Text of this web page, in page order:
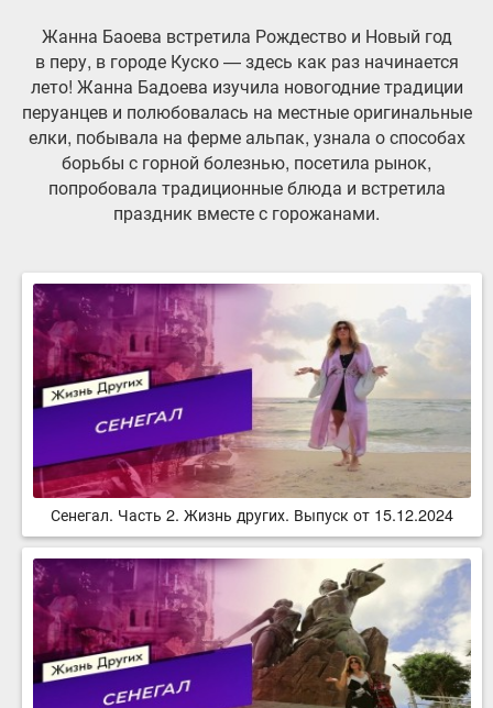
Жанна Баоева встретила Рождество и Новый год
в перу, в городе Куско — здесь как раз начинается
лето! Жанна Бадоева изучила новогодние традиции
перуанцев и полюбовалась на местные оригинальные
елки, побывала на ферме альпак, узнала о способах
борьбы с горной болезнью, посетила рынок,
попробовала традиционные блюда и встретила
праздник вместе с горожанами.
Сенегал. Часть 2. Жизнь других. Выпуск от 15.12.2024